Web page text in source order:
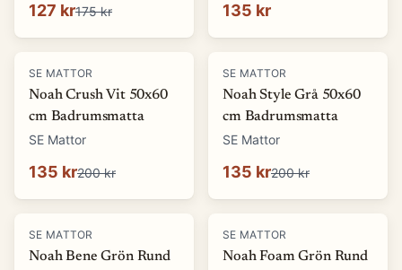
127 kr175 kr 135 kr
-32%
SE MATTOR
Noah Crush Vit 50x60
cm Badrumsmatta
SE Mattor
135 kr200 kr
-32%
SE MATTOR
Noah Style Grå 50x60
cm Badrumsmatta
SE Mattor
135 kr200 kr
-33%
SE MATTOR
Noah Bene Grön Rund
-33%
SE MATTOR
Noah Foam Grön Rund